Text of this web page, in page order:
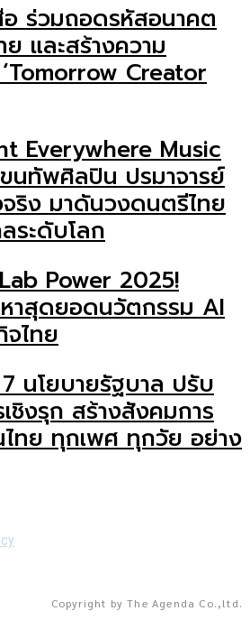
ร่วมถอดรหัสอนาคต
และสร้างความ
Creator
Everywhere Music
นทัพศิลปิน ปรมาจารย์
ริง มาดันวงดนตรีไทย
ระดับโลก
Power 2025!
หาสุดยอดนวัตกรรม AI
จไทย
นโยบายรัฐบาล ปรับ
ชิงรุก สร้างสังคมการ
ไทย ทุกเพศ ทุกวัย อย่าง
Copyright by The Agenda Co.,ltd.